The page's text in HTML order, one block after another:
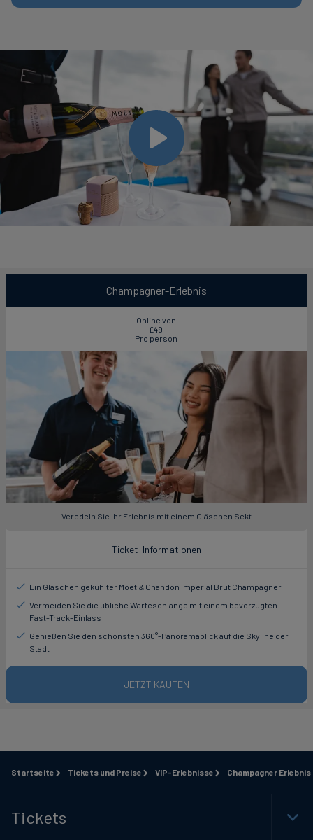
Champagner-Erlebnis
Online von
£49
Pro person
Veredeln Sie Ihr Erlebnis mit einem Gläschen Sekt
Ticket-Informationen
Ein Gläschen gekühlter Moët & Chandon Impérial Brut Champagner
Vermeiden Sie die übliche Warteschlange mit einem bevorzugten
Fast-Track-Einlass
Genießen Sie den schönsten 360°-Panoramablick auf die Skyline der
Stadt
JETZT KAUFEN
Startseite Tickets und Preise VIP-Erlebnisse Champagner Erlebnis
Tickets